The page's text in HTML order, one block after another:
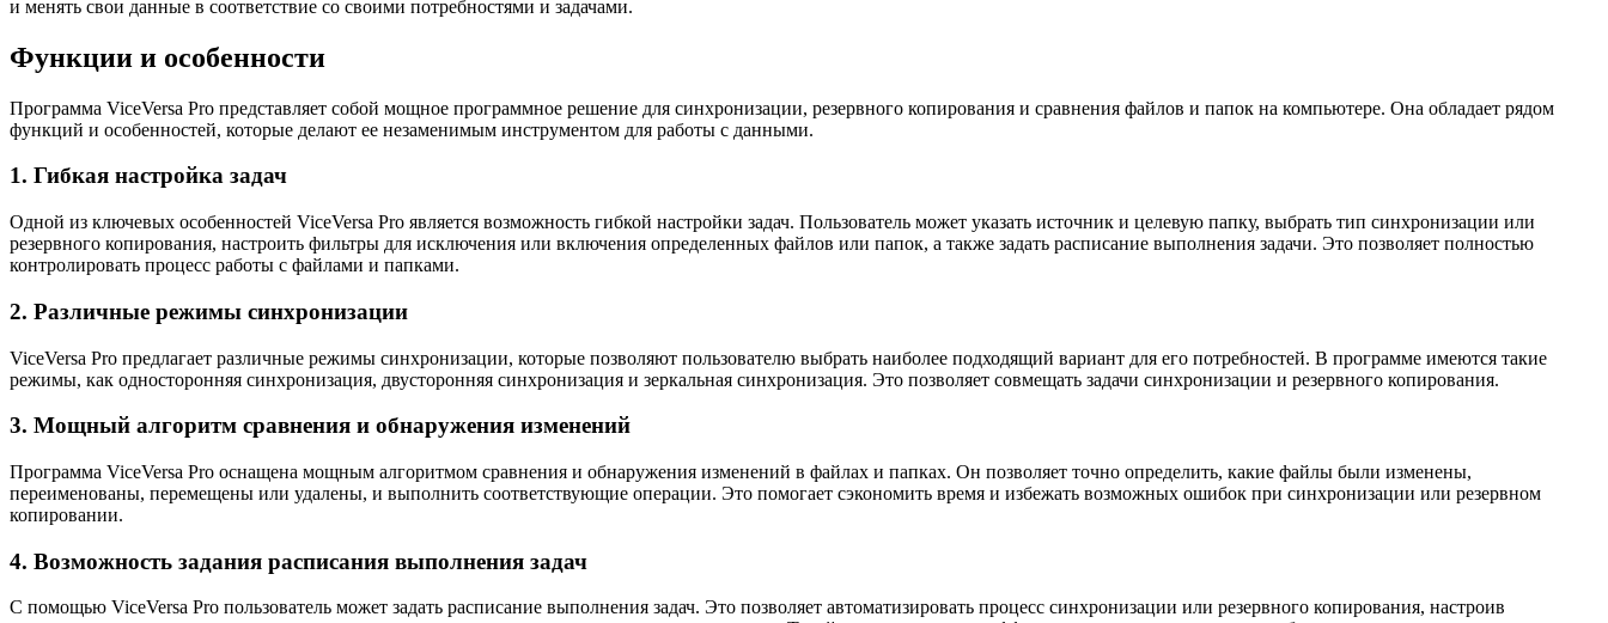
и менять свои данные в соответствие со своими потребностями и задачами.
Функции и особенности
Программа ViceVersa Pro представляет собой мощное программное решение для синхронизации, резервного копирования и сравнения файлов и папок на компьютере. Она обладает рядом
функций и особенностей, которые делают ее незаменимым инструментом для работы с данными.
1. Гибкая настройка задач
Одной из ключевых особенностей ViceVersa Pro является возможность гибкой настройки задач. Пользователь может указать источник и целевую папку, выбрать тип синхронизации или
резервного копирования, настроить фильтры для исключения или включения определенных файлов или папок, а также задать расписание выполнения задачи. Это позволяет полностью
контролировать процесс работы с файлами и папками.
2. Различные режимы синхронизации
ViceVersa Pro предлагает различные режимы синхронизации, которые позволяют пользователю выбрать наиболее подходящий вариант для его потребностей. В программе имеются такие
режимы, как односторонняя синхронизация, двусторонняя синхронизация и зеркальная синхронизация. Это позволяет совмещать задачи синхронизации и резервного копирования.
3. Мощный алгоритм сравнения и обнаружения изменений
Программа ViceVersa Pro оснащена мощным алгоритмом сравнения и обнаружения изменений в файлах и папках. Он позволяет точно определить, какие файлы были изменены,
переименованы, перемещены или удалены, и выполнить соответствующие операции. Это помогает сэкономить время и избежать возможных ошибок при синхронизации или резервном
копировании.
4. Возможность задания расписания выполнения задач
С помощью ViceVersa Pro пользователь может задать расписание выполнения задач. Это позволяет автоматизировать процесс синхронизации или резервного копирования, настроив